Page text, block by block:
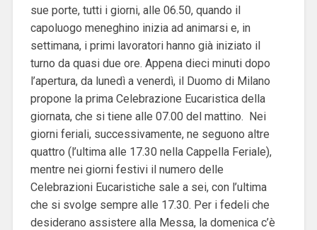
sue porte, tutti i giorni, alle 06.50, quando il
capoluogo meneghino inizia ad animarsi e, in
settimana, i primi lavoratori hanno già iniziato il
turno da quasi due ore. Appena dieci minuti dopo
l’apertura, da lunedì a venerdì, il Duomo di Milano
propone la prima Celebrazione Eucaristica della
giornata, che si tiene alle 07.00 del mattino. Nei
giorni feriali, successivamente, ne seguono altre
quattro (l’ultima alle 17.30 nella Cappella Feriale),
mentre nei giorni festivi il numero delle
Celebrazioni Eucaristiche sale a sei, con l’ultima
che si svolge sempre alle 17.30. Per i fedeli che
desiderano assistere alla Messa, la domenica c’è